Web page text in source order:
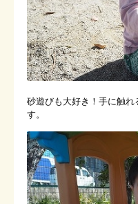
砂遊びも大好き！手に触
す。